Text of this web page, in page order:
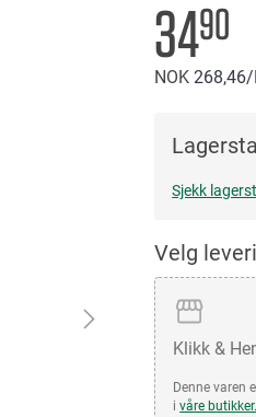
3490
NOK 268 46/
Sjekk
Velg
Klikk &
Denne varen
ivåre butikker.